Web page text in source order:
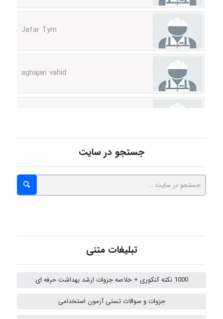
Alirez0990
hosein abdolvand
emami
جستجو در سایت
تبلیغات متنی
1000 نکته کنکوری + خلاصه جزوات ارشد بهداشت حرفه ای
جزوات و سوالات تستی آزمون استخدامی